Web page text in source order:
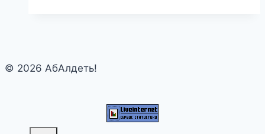
Гениально!
© 2026 АбАлдеть!